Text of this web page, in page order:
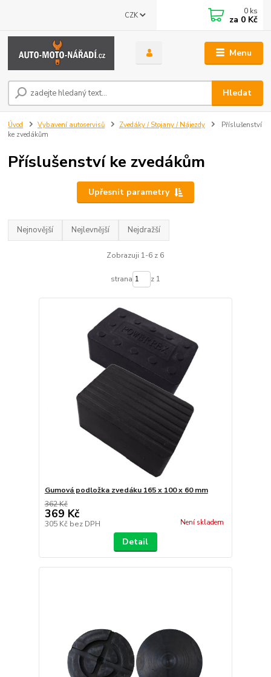
Menu
CZK
Hledat
0 ks
za 0 Kč
Úvod Vybavení autoservisů Zvedáky / Stojany / Nájezdy
Příslušenství
ke zvedákům
Příslušenství ke zvedákům
Upřesnit parametry
Nejnovější Nejlevnější Nejdražší
Zobrazuji 1-6 z 6
strana z 1
Gumová podložka zvedáku 165 x 100 x 60 mm
362 Kč
369 Kč
305 Kč bez DPH Není skladem
Detail